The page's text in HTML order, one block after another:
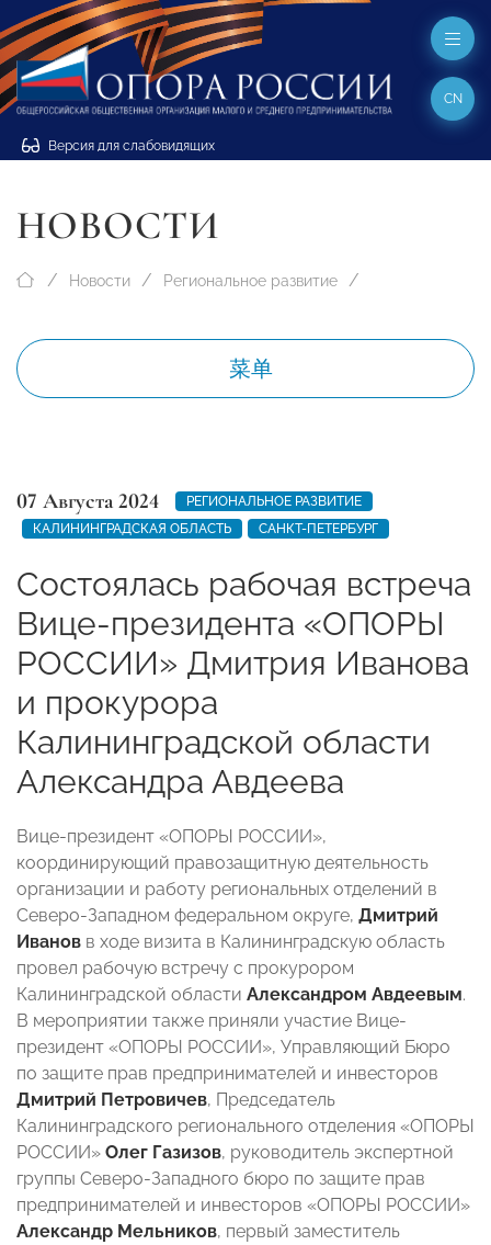
Версия для слабовидящих
CN
НОВОСТИ
Новости Региональное развитие
菜单
07 Августа 2024
РЕГИОНАЛЬНОЕ РАЗВИТИЕ
КАЛИНИНГРАДСКАЯ ОБЛАСТЬ
САНКТ-ПЕТЕРБУРГ
Состоялась рабочая встреча
Вице-президента «ОПОРЫ
РОССИИ» Дмитрия Иванова
и прокурора
Калининградской области
Александра Авдеева
Вице-президент «ОПОРЫ РОССИИ»,
координирующий правозащитную деятельность
организации и работу региональных отделений в
Северо-Западном федеральном округе, Дмитрий
Иванов в ходе визита в Калининградскую область
провел рабочую встречу с прокурором
Калининградской области Александром Авдеевым.
В мероприятии также приняли участие Вице-
президент «ОПОРЫ РОССИИ», Управляющий Бюро
по защите прав предпринимателей и инвесторов
Дмитрий Петровичев, Председатель
Калининградского регионального отделения «ОПОРЫ
РОССИИ» Олег Газизов, руководитель экспертной
группы Северо-Западного бюро по защите прав
предпринимателей и инвесторов «ОПОРЫ РОССИИ»
Александр Мельников, первый заместитель